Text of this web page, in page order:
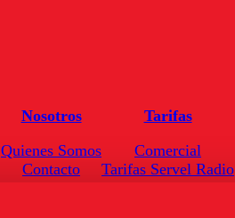
Nosotros
Quienes Somos
Contacto
Tarifas
Comercial
Tarifas Servel Radio